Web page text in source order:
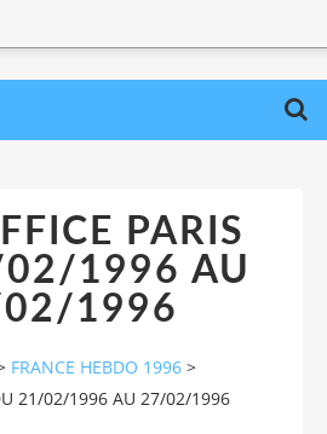
PARIS
1996 AU
1996
FRANCE HEBDO 1996 >
21/02/1996 AU 27/02/1996